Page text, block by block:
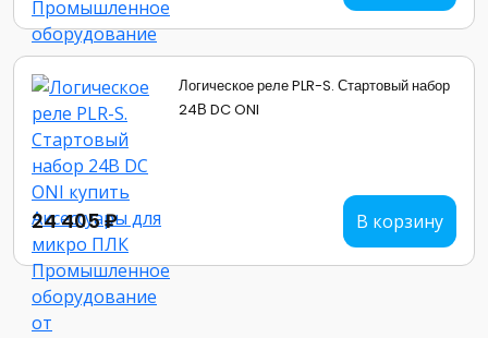
Логическое реле PLR-S. Стартовый набор
24В DC ONI
24 405 ₽ В корзину